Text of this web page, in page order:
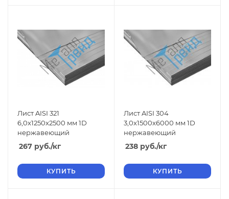
Лист AISI 321
6,0x1250x2500 мм 1D
нержавеющий
267 руб./кг
КУПИТЬ
Лист AISI 304
3,0x1500x6000 мм 1D
нержавеющий
238 руб./кг
КУПИТЬ